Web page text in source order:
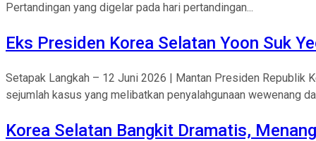
Pertandingan yang digelar pada hari pertandingan...
Eks Presiden Korea Selatan Yoon Suk
Setapak Langkah – 12 Juni 2026 | Mantan Presiden Republik
sejumlah kasus yang melibatkan penyalahgunaan wewenang
Korea Selatan Bangkit Dramatis,